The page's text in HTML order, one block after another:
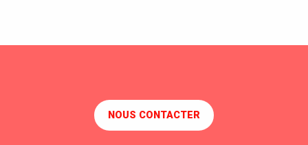
NOUS CONTACTER